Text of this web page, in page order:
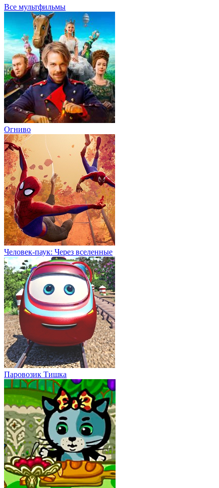
Все мультфильмы
Огниво
Человек-паук: Через вселенные
Паровозик Тишка